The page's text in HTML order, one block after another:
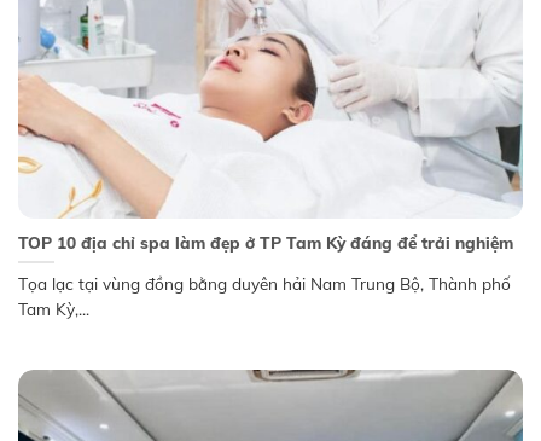
TOP 10 địa chỉ spa làm đẹp ở TP Tam Kỳ đáng để trải nghiệm
Tọa lạc tại vùng đồng bằng duyên hải Nam Trung Bộ, Thành phố
Tam Kỳ,...